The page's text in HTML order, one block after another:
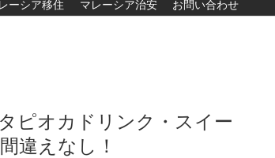
ーシア移住 マレーシア治安 お問い合わせ
ピオカドリンク・スイー
違えなし！